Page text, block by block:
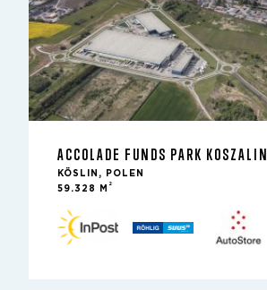
ACCOLADE FUNDS PARK KOSZALIN
KÖSLIN, POLEN
59.328 M
2